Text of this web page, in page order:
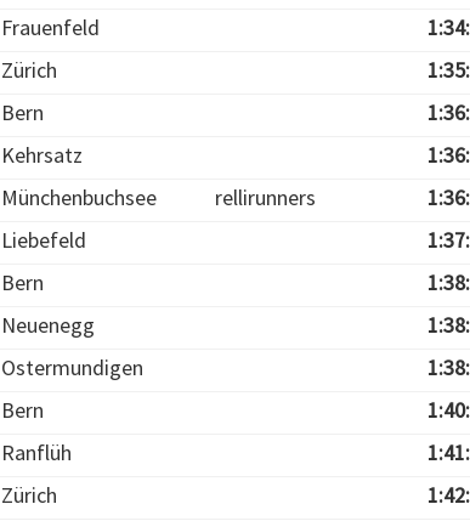
Frauenfeld
Zürich
Bern
Kehrsatz
Münchenbuchsee rellirunners
Liebefeld
Bern
Neuenegg
Ostermundigen
Bern
Ranflüh
Zürich